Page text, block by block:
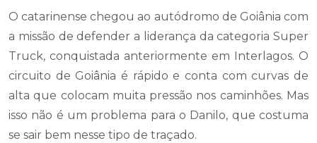
O catarinense chegou ao autódromo de Goiânia com
a missão de defender a liderança da categoria Super
Truck, conquistada anteriormente em Interlagos. O
circuito de Goiânia é rápido e conta com curvas de
alta que colocam muita pressão nos caminhões. Mas
isso não é um problema para o Danilo, que costuma
se sair bem nesse tipo de traçado.